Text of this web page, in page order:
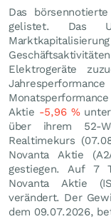
Das
gelistet. Das
Elektrogeräte
Aktie -5,96 %unter
über ihrem 52-
Realtimekurs (
Novanta Aktie
gestiegen. Auf 7
Novanta Aktie
verändert. Der
dem 09.07.2026,